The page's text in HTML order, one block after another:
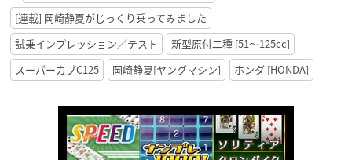
[連載] 岡崎静夏がじっくり乗ってみました
試乗インプレッション／テスト
新型原付二種 [51〜125cc]
スーパーカブC125
岡崎静夏[ヤングマシン] ホンダ [HONDA]